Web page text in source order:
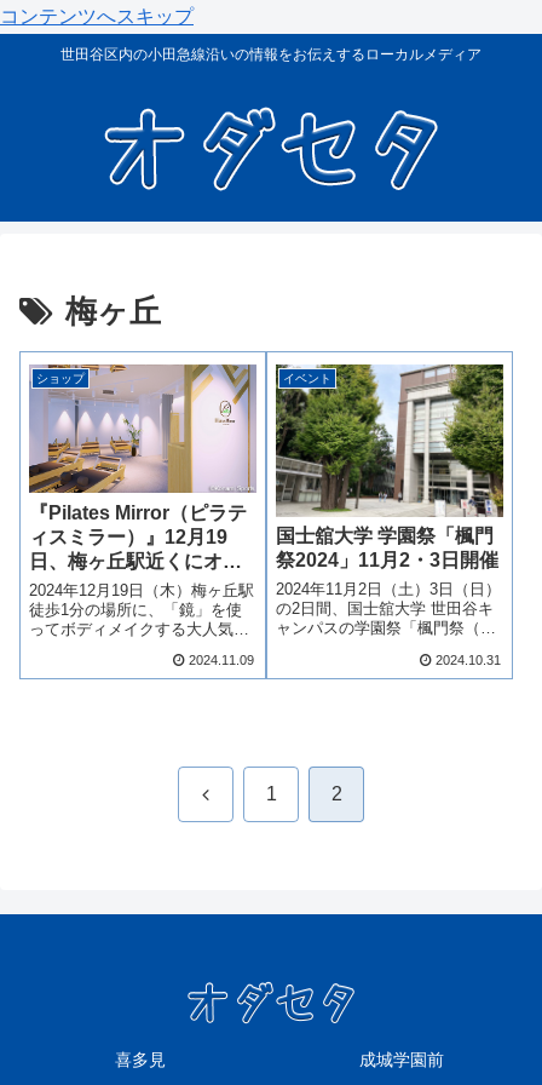
コンテンツへスキップ
世田谷区内の小田急線沿いの情報をお伝えするローカルメディア
梅ヶ丘
ショップ
『Pilates Mirror（ピラテ
ィスミラー）』12月19
日、梅ヶ丘駅近くにオー
プン
2024年12月19日（木）梅ヶ丘駅
徒歩1分の場所に、「鏡」を使
ってボディメイクする大人気の
『Pilates Mirror（ピラティスミ
2024.11.09
イベント
国士舘大学 学園祭「楓門
祭2024」11月2・3日開催
2024年11月2日（土）3日（日）
の2日間、国士舘大学 世田谷キ
ャンパスの学園祭「楓門祭（ふ
ます。最寄り駅は梅ヶ丘駅で、
2024.10.31
前 1 2
喜多見 成城学園前